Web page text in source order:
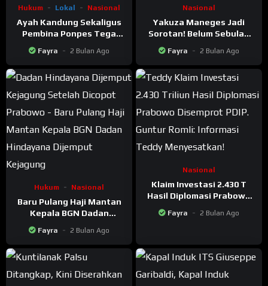
Hukum Lokal Nasional
Ayah Kandung Sekaligus
Pembina Ponpes Tega
Cabuli Dua Putrinya
Sendiri
Fayra 2 Bulan Ago
Nasional
Yakuza Maneges Jadi
Sorotan! Belum Sebulan
Berdiri Langsung Bikin
Ulah: Bongkar Oknum Kiyai
Besar
Fayra 2 Bulan Ago
Hukum Nasional
Baru Pulang Haji Mantan
Kepala BGN Dadan
Hindayana Langsung
Dijemput Kejagung
Setelah Dicopot Prabowo
Fayra 2 Bulan Ago
Nasional
Klaim Investasi 2.430 T
Hasil Diplomasi Prabowo
Disemprot PDIP: Informasi
Teddy Menyesatkan!
Fayra 2 Bulan Ago